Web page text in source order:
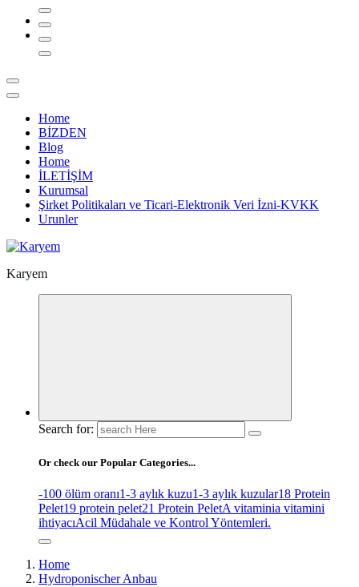
Home
BİZDEN
Blog
Home
İLETİŞİM
Kurumsal
Şirket Politikaları ve Ticari-Elektronik Veri İzni-KVKK
Urunler
Karyem
Search for:
Or check our Popular Categories...
-100 ölüm oranı1-3 aylık kuzu1-3 aylık kuzular18 Protein
Pelet19 protein pelet21 Protein PeletA vitaminia vitamini
ihtiyacıAcil Müdahale ve Kontrol Yöntemleri.
Home
Hydroponischer Anbau